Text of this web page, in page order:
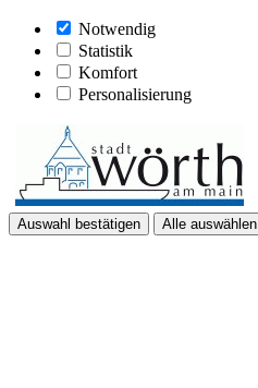
Notwendig
Statistik
Komfort
Personalisierung
Auswahl bestätigen Alle auswählen